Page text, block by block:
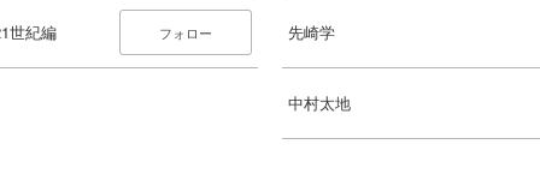
世紀編 フォロー 先崎学
中村太地